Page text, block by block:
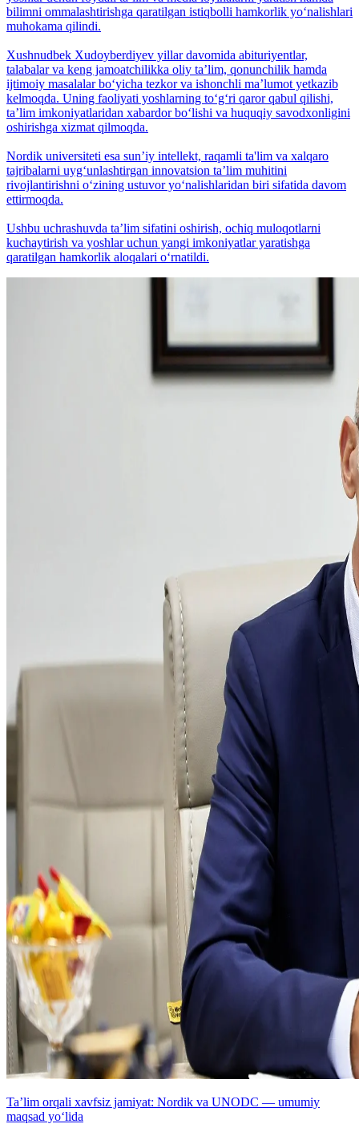
bilimni ommalashtirishga qaratilgan istiqbolli hamkorlik yo‘nalishlari
muhokama qilindi.
Xushnudbek Xudoyberdiyev yillar davomida abituriyentlar,
talabalar va keng jamoatchilikka oliy taʼlim, qonunchilik hamda
ijtimoiy masalalar bo‘yicha tezkor va ishonchli maʼlumot yetkazib
kelmoqda. Uning faoliyati yoshlarning to‘g‘ri qaror qabul qilishi,
taʼlim imkoniyatlaridan xabardor bo‘lishi va huquqiy savodxonligini
oshirishga xizmat qilmoqda.
Nordik universiteti esa sunʼiy intellekt, raqamli ta'lim va xalqaro
tajribalarni uyg‘unlashtirgan innovatsion taʼlim muhitini
rivojlantirishni o‘zining ustuvor yo‘nalishlaridan biri sifatida davom
ettirmoqda.
Ushbu uchrashuvda taʼlim sifatini oshirish, ochiq muloqotlarni
kuchaytirish va yoshlar uchun yangi imkoniyatlar yaratishga
qaratilgan hamkorlik aloqalari o‘rnatildi.
Taʼlim orqali xavfsiz jamiyat: Nordik va UNODC — umumiy
maqsad yo‘lida